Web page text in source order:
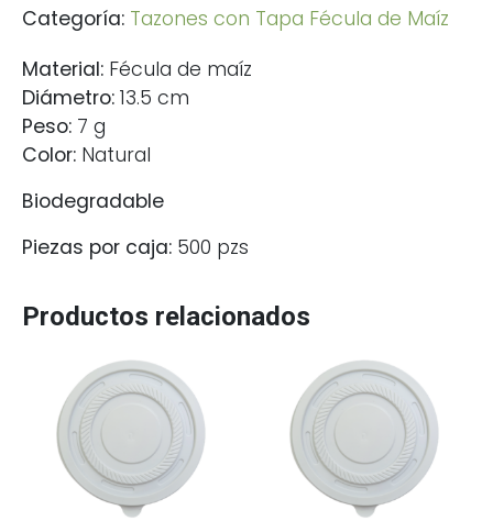
Categoría: Tazones con Tapa Fécula de Maíz
Material: Fécula de maíz
Diámetro: 13.5 cm
Peso: 7 g
Color: Natural
Biodegradable
Piezas por caja: 500 pzs
Productos relacionados